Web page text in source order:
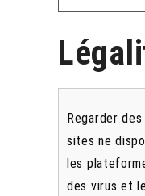
Regarder
sites ne
les
des virus et